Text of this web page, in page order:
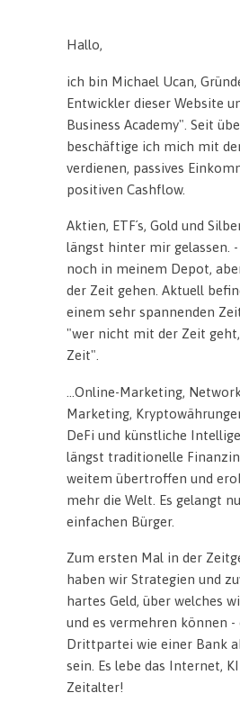
Hallo,
ich bin Michael Ucan,
Entwickler dieser Website
Business Academy". Seit
beschäftige ich mich mit
verdienen, passives
positiven Cashflow.
Aktien, ETF´s, Gold und
längst hinter mir gelassen.
noch in meinem Depot,
der Zeit gehen. Aktuell
einem sehr spannenden
"wer nicht mit der Zeit
Zeit".
...Online-Marketing,
Marketing,
DeFi und künstliche
längst traditionelle
weitem übertroffen und
mehr die Welt. Es gelangt
einfachen Bürger.
Zum ersten Mal in der
haben wir Strategien und
hartes Geld, über welches
und es vermehren können
Drittpartei wie einer Bank
sein. Es lebe das Internet,
Zeitalter!